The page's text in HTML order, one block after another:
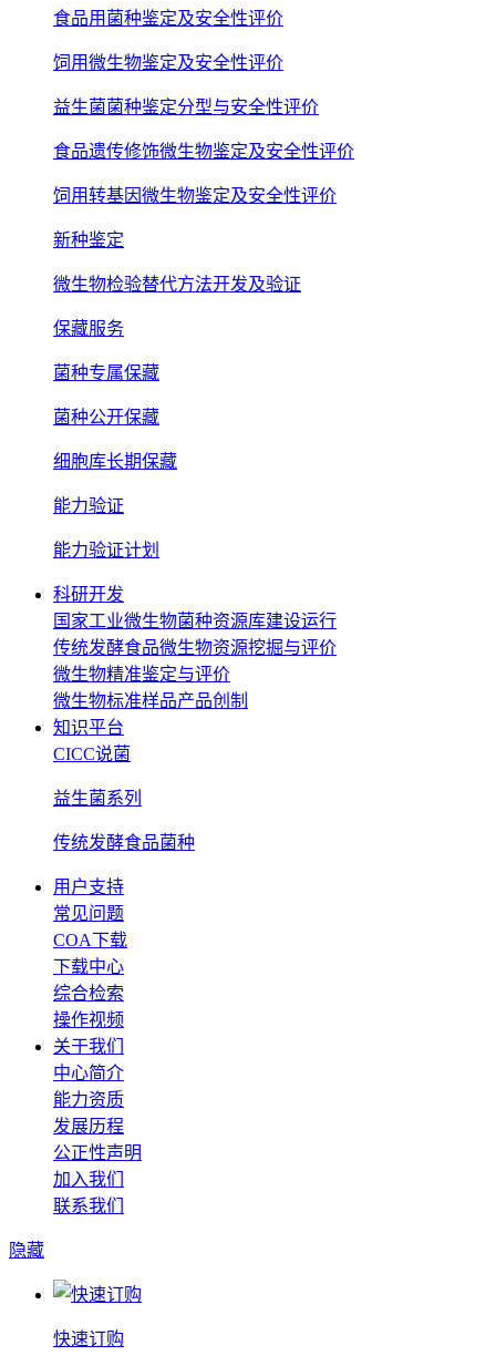
食品用菌种鉴定及安全性评价
饲用微生物鉴定及安全性评价
益生菌菌种鉴定分型与安全性评价
食品遗传修饰微生物鉴定及安全性评价
饲用转基因微生物鉴定及安全性评价
新种鉴定
微生物检验替代方法开发及验证
保藏服务
菌种专属保藏
菌种公开保藏
细胞库长期保藏
能力验证
能力验证计划
科研开发
国家工业微生物菌种资源库建设运行
传统发酵食品微生物资源挖掘与评价
微生物精准鉴定与评价
微生物标准样品产品创制
知识平台
CICC说菌
益生菌系列
传统发酵食品菌种
用户支持
常见问题
COA下载
下载中心
综合检索
操作视频
关于我们
中心简介
能力资质
发展历程
公正性声明
加入我们
联系我们
隐藏
快速订购